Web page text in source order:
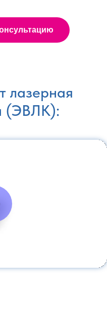
лазерная
(ЭВЛК):